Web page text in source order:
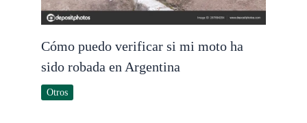
Cómo puedo verificar si mi moto ha
sido robada en Argentina
Otros